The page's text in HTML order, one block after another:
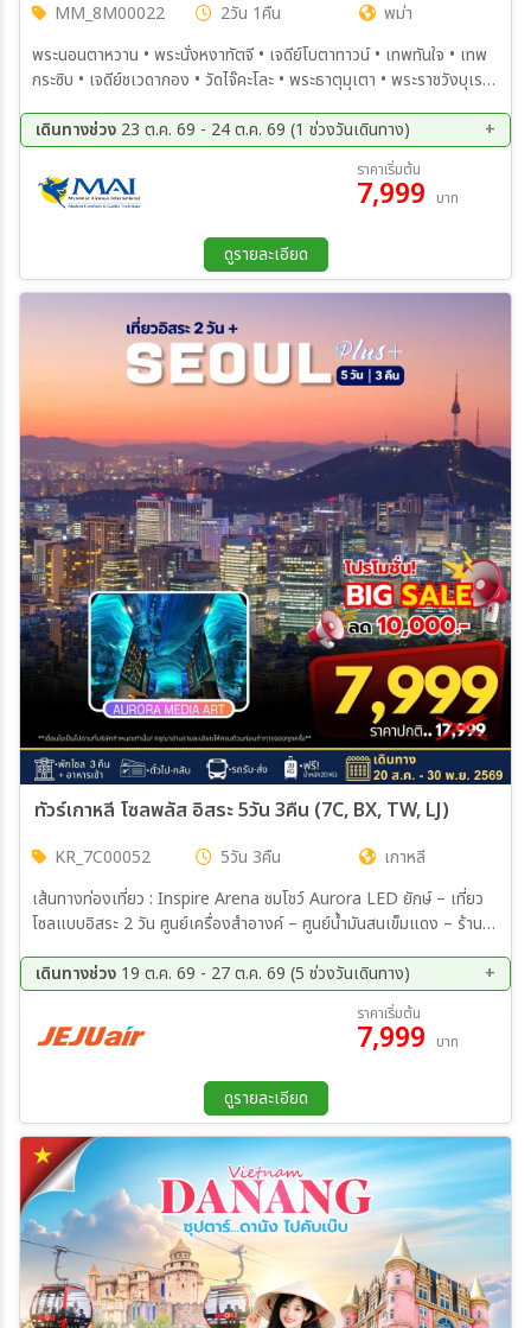
MM_8M00022 2วัน 1คืน
พม่า
พระนอนตาหวาน • พระนั่งหงาทัตจี • เจดีย์โบตาทาวน์ • เทพทันใจ • เทพ
กระซิบ • เจดีย์ชเวดากอง • วัดไจ๊คะโละ • พระธาตุมุเตา • พระราชวังบุเรง
เดินทางช่วง 23 ต.ค. 69 - 24 ต.ค. 69 (1 ช่วงวันเดินทาง)
ราคาเริ่มต้น
7,999 บาท
ดูรายละเอียด
ทัวร์เกาหลี โซลพลัส อิสระ 5วัน 3คืน (7C, BX, TW, LJ)
KR_7C00052 5วัน 3คืน
เกาหลี
เส้นทางท่องเที่ยว : Inspire Arena ชมโชว์ Aurora LED ยักษ์ – เที่ยว
โซลแบบอิสระ 2 วัน ศูนย์เครื่องสำอางค์ – ศูนย์น้ำมันสนเข็มแดง – ร้านค้า
เดินทางช่วง 19 ต.ค. 69 - 27 ต.ค. 69 (5 ช่วงวันเดินทาง)
20 ต.ค. 69 - 24 ต.ค. 69
21 ต.ค. 69 - 25 ต.ค. 69
22 ต.ค. 69 - 26 ต.ค. 69
ราคาเริ่มต้น
7,999 บาท
ดูรายละเอียด